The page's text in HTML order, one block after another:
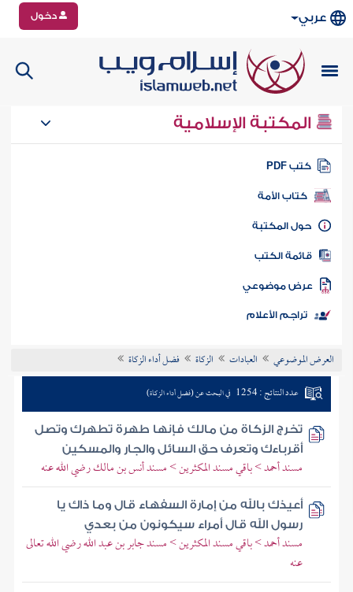
عربي دخول
المكتبة الإسلامية
كتب PDF
كتاب الأمة
المكتبة
الكتب
موضوعي
تراجم الأعلام
العرض الموضوعي العبادات الزكاة فضل أداء الزكاة
عدد النتائج : 1254 في البحث عن (فضل أداء الزكاة)
تخرج الزكاة من مالك فإنها طهرة تطهرك وتصل
أقرباءك وتعرف حق السائل والجار والمسكين
مسند أحمد > باقي مسند المكثرين > مسند أنس بن مالك رضي الله عنه
أعيذك بالله من إمارة السفهاء قال وما ذاك يا
رسول الله قال أمراء سيكونون من بعدي
مسند أحمد > باقي مسند المكثرين > مسند جابر بن عبد الله رضي الله تعالى
عنه